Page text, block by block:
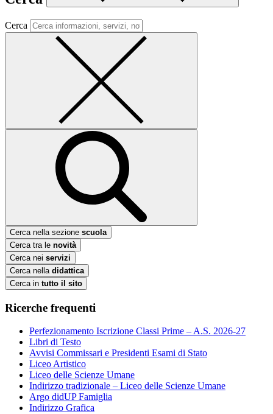
Cerca
Cerca nella sezione scuola
Cerca tra le novità
Cerca nei servizi
Cerca nella didattica
Cerca in tutto il sito
Ricerche frequenti
Perfezionamento Iscrizione Classi Prime – A.S. 2026-27
Libri di Testo
Avvisi Commissari e Presidenti Esami di Stato
Liceo Artistico
Liceo delle Scienze Umane
Indirizzo tradizionale – Liceo delle Scienze Umane
Argo didUP Famiglia
Indirizzo Grafica